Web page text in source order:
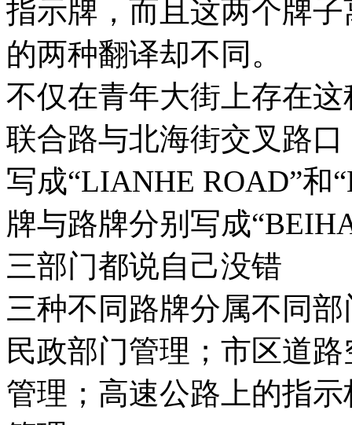
指示牌，而且这两个牌
的两种翻译却不同。
不仅在青年大街上存在
联合路与北海街交叉路
写成“LIANHE ROAD”和
牌与路牌分别写成
三部门都说自己没错
三种不同路牌分属不同
民政部门管理；市区道
管理；高速公路上的指